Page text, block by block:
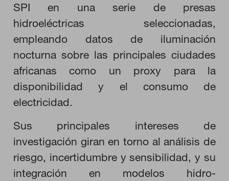
SPI en una serie de presas
hidroeléctricas seleccionadas,
empleando datos de iluminación
nocturna sobre las principales ciudades
africanas como un proxy para la
disponibilidad y el consumo de
electricidad.
Sus principales intereses de
investigación giran en torno al análisis de
riesgo, incertidumbre y sensibilidad, y su
integración en modelos hidro-
Estas cookies son necesarias para que el sitio web funcione y
no se pueden desactivar en nuestros sistemas. Puede
configurar su navegador para bloquear o alertar sobre estas
cookies, pero alguna áreas del sitio no funcionarán. Estas
cookies no almacenan ninguna información de identificación
Cookies de rendimiento
Estas cookies nos permiten contar las visitas y fuentes de
tráfico para poder evaluar el rendimiento de nuestro sitio y
Toda la información que recogen estas cookies es agregada y,
GUARDAR CONFIGURACIÓN